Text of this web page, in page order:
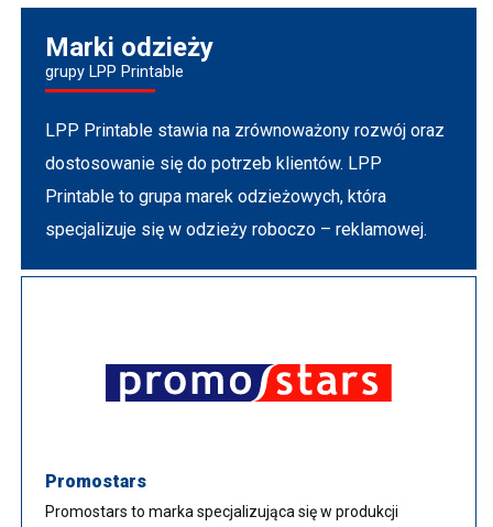
Marki odzieży
grupy LPP Printable
LPP Printable stawia na zrównoważony rozwój oraz
dostosowanie się do potrzeb klientów. LPP
Printable to grupa marek odzieżowych, która
specjalizuje się w odzieży roboczo – reklamowej.
Promostars
Promostars to marka specjalizująca się w produkcji